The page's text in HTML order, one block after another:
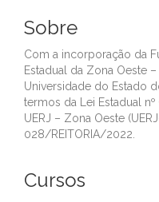
Sobre
Com a incorporação da
Estadual da Zona Oeste
Universidade do Estado
termos da Lei Estadual
UERJ – Zona Oeste
028/REITORIA/2022.
Cursos